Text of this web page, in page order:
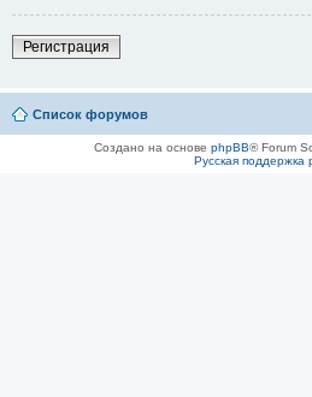
Регистрация
Список форумов
Создано на основе phpBB® Forum
Русская поддержка